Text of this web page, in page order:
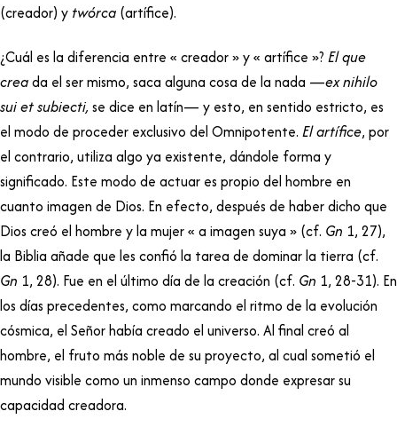
(creador) y twórca (artífice).
¿Cuál es la diferencia entre « creador » y « artífice »? El que
creada el ser mismo, saca alguna cosa de la nada —ex nihilo
sui et subiecti, se dice en latín— y esto, en sentido estricto, es
el modo de proceder exclusivo del Omnipotente. El artífice, por
el contrario, utiliza algo ya existente, dándole forma y
significado. Este modo de actuar es propio del hombre en
cuanto imagen de Dios. En efecto, después de haber dicho que
Dios creó el hombre y la mujer « a imagen suya » (cf. Gn 1, 27),
la Biblia añade que les confió la tarea de dominar la tierra (cf.
Gn 1, 28). Fue en el último día de la creación (cf. Gn 1, 28-31). En
los días precedentes, como marcando el ritmo de la evolución
cósmica, el Señor había creado el universo. Al final creó al
hombre, el fruto más noble de su proyecto, al cual sometió el
mundo visible como un inmenso campo donde expresar su
capacidad creadora.